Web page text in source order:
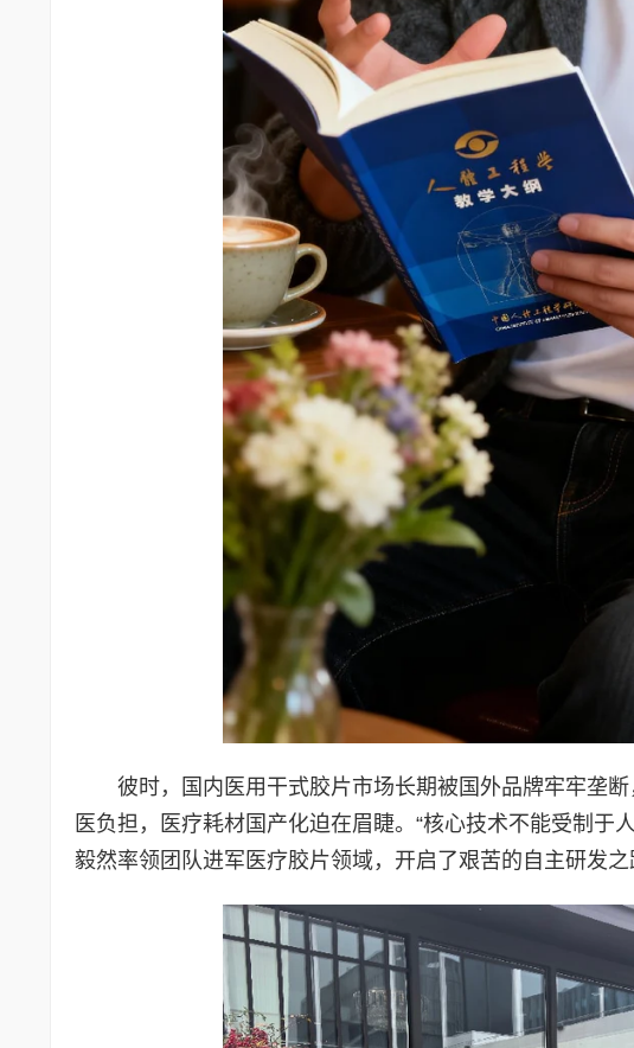
彼时，国内医用干式胶片市场长期被国外品牌牢牢垄
医负担，医疗耗材国产化迫在眉睫。“核心技术不能受制于
毅然率领团队进军医疗胶片领域，开启了艰苦的自主研发之